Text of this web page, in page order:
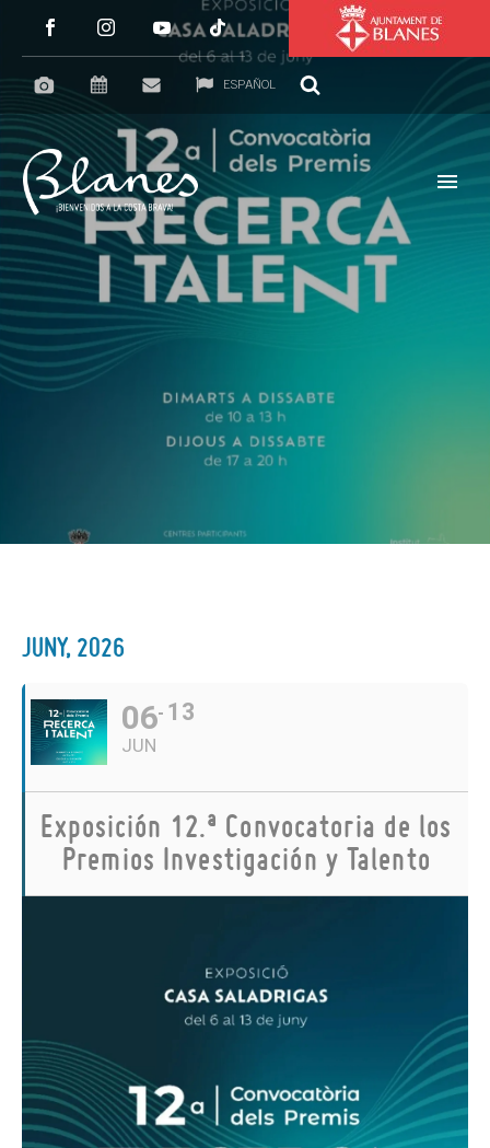
ESPAÑOL
JUNY, 2026
06
JUN
13
Exposición 12.ª Convocatoria de los
Premios Investigación y Talento